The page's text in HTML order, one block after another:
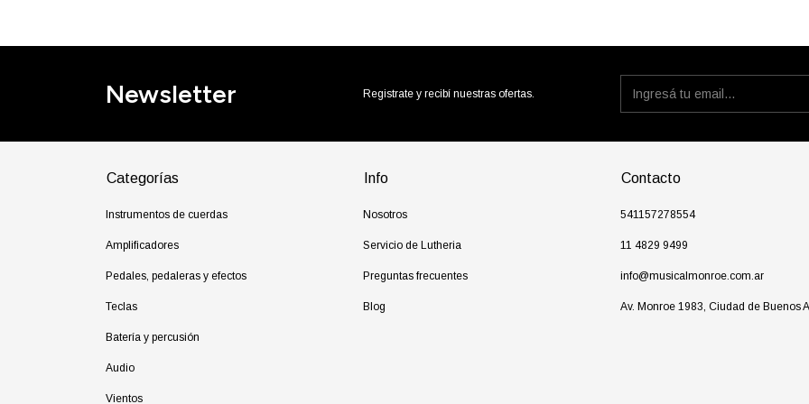
Newsletter Registrate y recibí nuestras ofertas.
Categorías
Instrumentos de cuerdas
Amplificadores
Pedales, pedaleras y efectos
Teclas
Batería y percusión
Audio
Vientos
Info
Nosotros
Servicio de Lutheria
Preguntas frecuentes
Blog
Contacto
541157278554
11 4829 9499
info@musicalmonroe.com.ar
Av. Monroe 1983, Ciudad de Buenos